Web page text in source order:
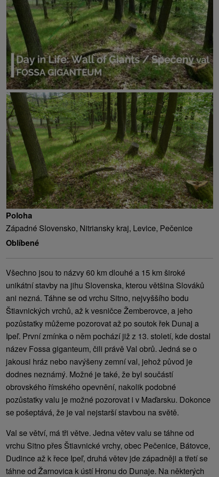
Poloha
Západné Slovensko, Nitriansky kraj, Levice, Pečenice
Oblíbené
Všechno jsou to názvy 60 km dlouhé a 15 km široké
unikátní stavby na jihu Slovenska, kterou většina Slováků
ani nezná. Táhne se od vrchu Sitno, nejvyššího bodu
Štiavnických vrchů, až k vesničce Žemberovce, a jeho
pozůstatky můžeme pozorovat až po soutok řek Dunaj a
Ipeľ. První zmínka o něm pochází již z 13. století, kde dostal
název Fossa giganteum, čili právě Val obrů. Jedná se o
jakousi hráz nebo navýšeny zemní val, jehož původ je
dodnes neznámý. Možné je také, že byl součástí
obrovského římského opevnění, nakolik podobné
pozůstatky valu je možné pozorovat i v Maďarsku. Dokonce
se pošeptává, že je val nejstarší stavbou na světě.
Val se větví, má tři větve. Jedna větev valu se táhne od
vrchu Sitno přes Štiavnické vrchy, obec Pečenice, Bátovce,
Dudince až k řece Ipeľ, druhá větev jde západněji a třetí se
táhne od Žarnovica k ústí Hronu do Dunaje. Na některých